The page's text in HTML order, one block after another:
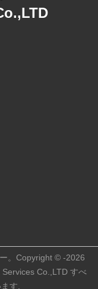
。Copyright © -2026
Co.,LTD すべ
す.